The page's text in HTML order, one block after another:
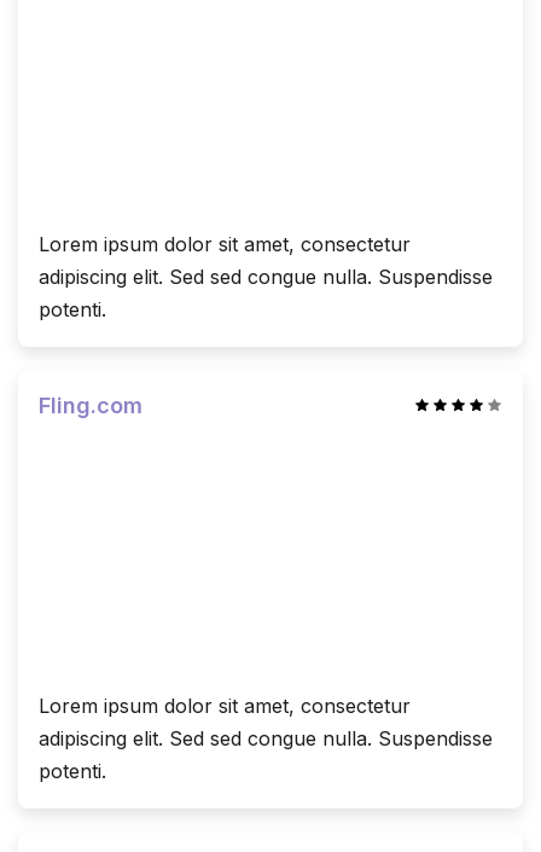
Lorem ipsum dolor sit amet, consectetur
adipiscing elit. Sed sed congue nulla. Suspendisse
potenti.
Fling.com
Lorem ipsum dolor sit amet, consectetur
adipiscing elit. Sed sed congue nulla. Suspendisse
potenti.